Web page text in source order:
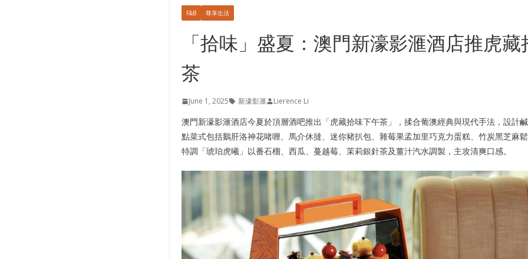
F&B 尊享生活
「拾味」盛夏：澳門新濠影滙酒店推虎
茶
June 1, 2025 新濠影滙 Lierence Li
澳門新濠影滙酒店今夏於頂層酒吧推出「虎藏拾味下午茶」，揉合葡澳經典與現代手法，設計
點菜式包括鵝肝洛神花啫喱、馬介休撻、迷你豬扒包、雜莓果孟加里巧克力蛋糕、竹炭黑芝麻
特調「琥珀虎曦」以番石榴、西瓜、蔓越莓、茉莉銀針茶及薑汁汽水調製，主攻清爽口感。